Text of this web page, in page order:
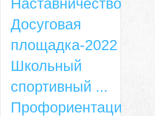
Досуговая
площадка-2022
Школьный
спортивный ...
Профориентация